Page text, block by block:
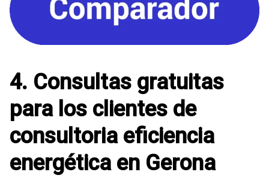
4. Consultas gratuitas
para los clientes de
consultoria eficiencia
energética en Gerona